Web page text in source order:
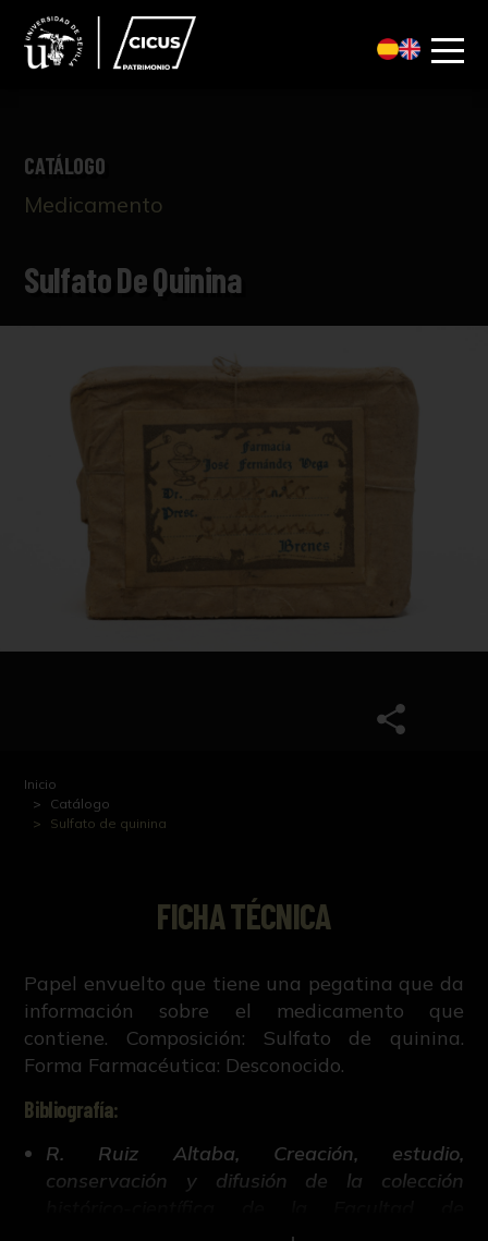
CATÁLOGO
Medicamento
Sulfato De Quinina
Inicio
Catálogo
Sulfato de quinina
FICHA TÉCNICA
Papel envuelto que tiene una pegatina que da
información sobre el medicamento que
contiene. Composición: Sulfato de quinina.
Forma Farmacéutica: Desconocido.
Bibliografía:
R. Ruiz Altaba, Creación, estudio,
conservación y difusión de la colección
Farmacia de Sevilla (Tesis doctoral inédita,